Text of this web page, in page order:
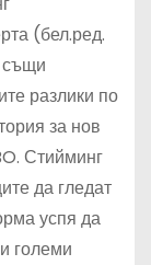
(бел.ред.
същи
разлики по
за нов
Стийминг
да гледат
успя да
големи